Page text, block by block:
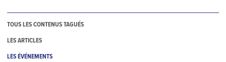
TOUS LES CONTENUS TAGUÉS
LES ARTICLES
LES ÉVÉNEMENTS